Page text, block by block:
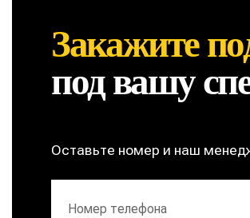
Закажите
под вашу
Оставьте номер и наш